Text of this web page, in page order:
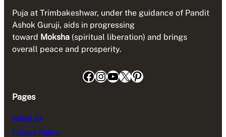
Puja at Trimbakeshwar, under the guidance of Pandit
Ashok Guruji, aids in progressing
toward Moksha (spiritual liberation) and brings
overall peace and prosperity.
Facebook InstagramYouTube X Pinterest
Pages
About Us
Privacy Policy